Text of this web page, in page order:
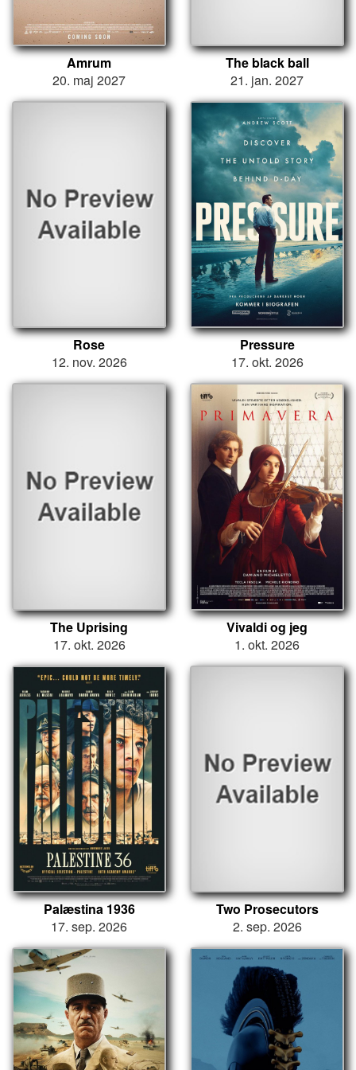
Amrum
20. maj 2027
The black ball
21. jan. 2027
Rose
12. nov. 2026
Pressure
17. okt. 2026
The Uprising
17. okt. 2026
Vivaldi og jeg
1. okt. 2026
Palæstina 1936
17. sep. 2026
Two Prosecutors
2. sep. 2026